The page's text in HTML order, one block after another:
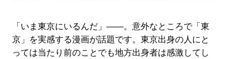
「いま東京にいるんだ」――。意外なところで「東
京」を実感する漫画が話題です。東京出身の人にと
っては当たり前のことでも地方出身者は感激してし